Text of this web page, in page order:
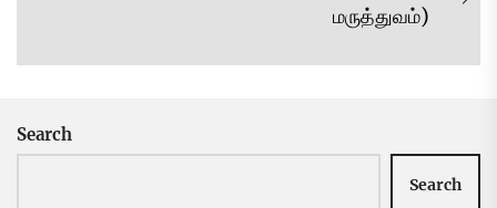
மருத்துவம்)
Search
Search